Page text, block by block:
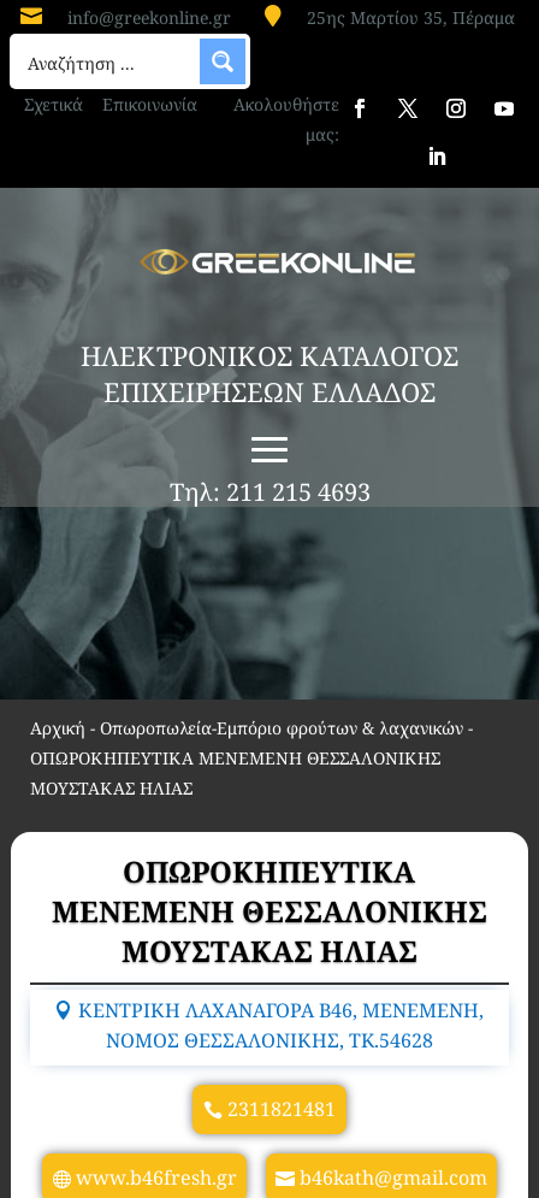
 info@greekonline.gr  25ης Μαρτίου 35, Πέραμα
Σχετικά Επικοινωνία
Ακολουθήστε
μας:
ΗΛΕΚΤΡΟΝΙΚΟΣ ΚΑΤΑΛΟΓΟΣ
ΕΠΙΧΕΙΡΗΣΕΩΝ ΕΛΛΑΔΟΣ
Τηλ: 211 215 4693
Αρχική - Οπωροπωλεία-Εμπόριο φρούτων & λαχανικών-
ΟΠΩΡΟΚΗΠΕΥΤΙΚΑ ΜΕΝΕΜΕΝΗ ΘΕΣΣΑΛΟΝΙΚΗΣ
ΜΟΥΣΤΑΚΑΣ ΗΛΙΑΣ
ΟΠΩΡΟΚΗΠΕΥΤΙΚΑ
ΜΕΝΕΜΕΝΗ ΘΕΣΣΑΛΟΝΙΚΗΣ
ΜΟΥΣΤΑΚΑΣ ΗΛΙΑΣ
ΚΕΝΤΡΙΚΗ ΛΑΧΑΝΑΓΟΡΑ B46, ΜΕΝΕΜΕΝΗ,
ΝΟΜΟΣ ΘΕΣΣΑΛΟΝΙΚΗΣ, TK.54628
2311821481
www.b46fresh.gr b46kath@gmail.com